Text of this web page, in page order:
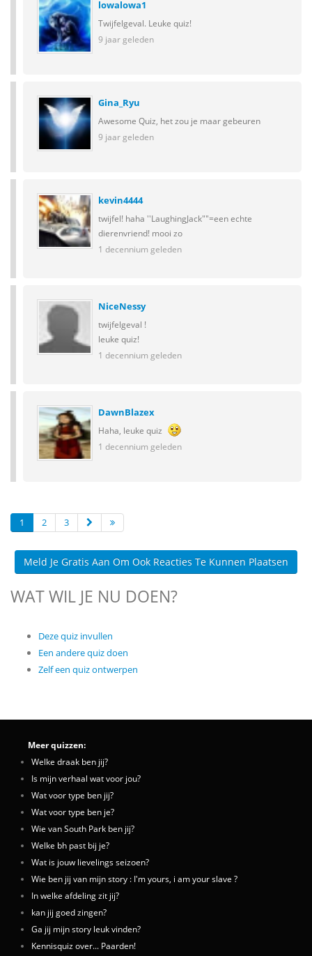
lowalowa1
Twijfelgeval. Leuke quiz!
9 jaar geleden
Gina_Ryu
Awesome Quiz, het zou je maar gebeuren
9 jaar geleden
kevin4444
twijfel! haha ''LaughingJack""=een echte
dierenvriend! mooi zo
1 decennium geleden
NiceNessy
twijfelgeval !
leuke quiz!
1 decennium geleden
DawnBlazex
Haha, leuke quiz
1 decennium geleden
1 2 3
Meld Je Gratis Aan Om Ook Reacties Te Kunnen Plaatsen
WAT WIL JE NU DOEN?
Deze quiz invullen
Een andere quiz doen
Zelf een quiz ontwerpen
Meer quizzen:
Welke draak ben jij?
Is mijn verhaal wat voor jou?
Wat voor type ben jij?
Wat voor type ben je?
Wie van South Park ben jij?
Welke bh past bij je?
Wat is jouw lievelings seizoen?
Wie ben jij van mijn story : I'm yours, i am your slave ?
In welke afdeling zit jij?
kan jij goed zingen?
Ga jij mijn story leuk vinden?
Kennisquiz over... Paarden!